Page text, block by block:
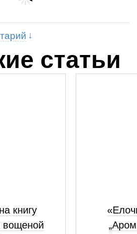
статьи
книгу
вощеной